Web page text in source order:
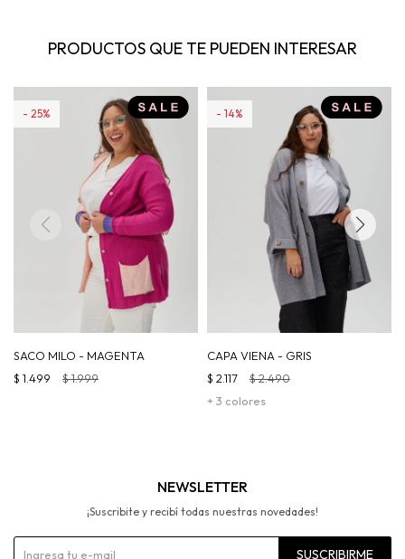
PRODUCTOS QUE TE PUEDEN INTERESAR
SACO MILO - MAGENTA
$ 1.499 $1.999
25
CAPA VIENA - GRIS
+ 3 colores
$ 2.117 $2.490
14
NEWSLETTER
¡Suscribite y recibí todas nuestras novedades!
SUSCRIBIRME